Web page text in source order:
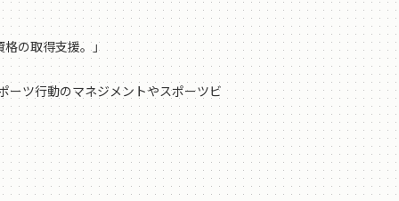
の取得支援。」
ーツ行動のマネジメントやスポーツビ